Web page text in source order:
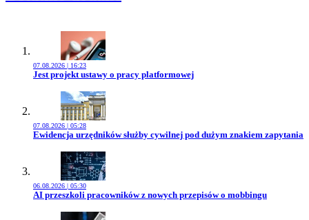
07.08.2026 | 16:23
Przejdź do artykułu:
Jest projekt ustawy o pracy platformowej
07.08.2026 | 05:28
Przejdź do artykułu:
Ewidencja urzędników służby cywilnej pod dużym znakiem zapytania
06.08.2026 | 05:30
Przejdź do artykułu:
AI przeszkoli pracowników z nowych przepisów o mobbingu